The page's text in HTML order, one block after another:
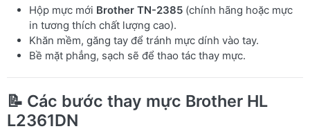
Hộp mực mới Brother TN-2385 (chính hãng hoặc mực
in tương thích chất lượng cao).
Khăn mềm, găng tay để tránh mực dính vào tay.
Bề mặt phẳng, sạch sẽ để thao tác thay mực.
📝 Các bước thay mực Brother HL
L2361DN